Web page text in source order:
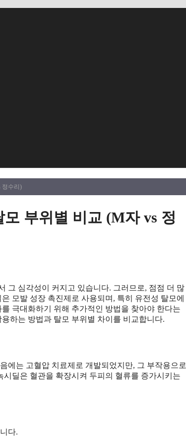
정수리)
부위별 비교 (M자 vs 정
그 심각성이 커지고 있습니다. 그러므로, 점점 더 많
모발 성장 촉진제로 사용되며, 특히 유전성 탈모에
극대화하기 위해 추가적인 방법을 찾아야 한다는
하는 방법과 탈모 부위별 차이를 비교합니다.
에는 고혈압 치료제로 개발되었지만, 그 부작용으로
딜은 혈관을 확장시켜 두피의 혈류를 증가시키는
다.